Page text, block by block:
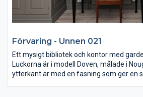
Förvaring - Unnen 021
Ett mysigt bibliotek och kontor med
Luckorna är i modell Doven, målade i
ytterkant är med en fasning som ger en